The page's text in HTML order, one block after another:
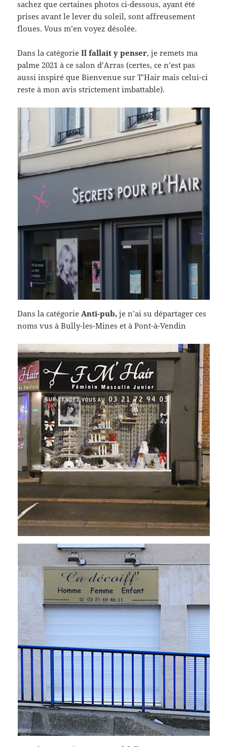
sachez que certaines photos ci-dessous, ayant été
prises avant le lever du soleil, sont affreusement
floues. Vous m’en voyez désolée.
Dans la catégorieIl fallait y penser, je remets ma
palme 2021 à ce salon d’Arras (certes, ce n’est pas
aussi inspiré que Bienvenue sur T’Hair mais celui-ci
reste à mon avis strictement imbattable).
Dans la catégorieAnti-pub, je n’ai su départager ces
noms vus à Bully-les-Mines et à Pont-à-Vendin